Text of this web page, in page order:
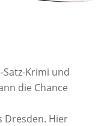
Krimi und
die Chance
Dresden. Hier